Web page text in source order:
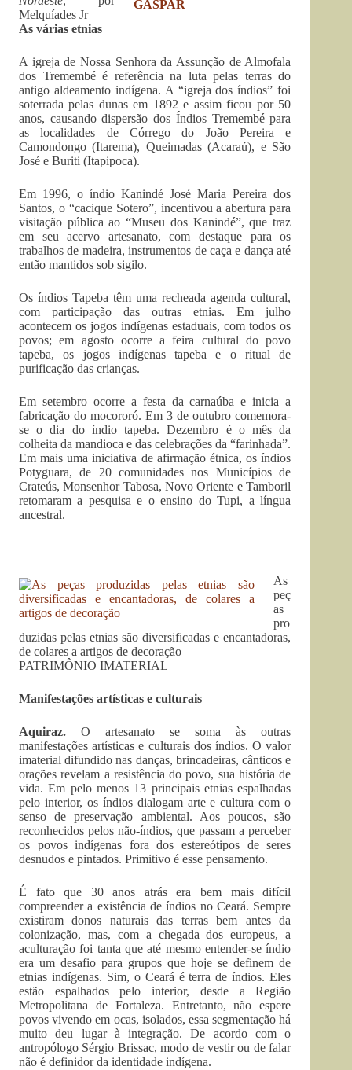
Melquíades Jr
As várias etnias
A igreja de Nossa Senhora da Assunção de Almofala
dos Tremembé é referência na luta pelas terras do
antigo aldeamento indígena. A “igreja dos índios” foi
soterrada pelas dunas em 1892 e assim ficou por 50
anos, causando dispersão dos Índios Tremembé para
as localidades de Córrego do João Pereira e
Camondongo (Itarema), Queimadas (Acaraú), e São
José e Buriti (Itapipoca).
Em 1996, o índio Kanindé José Maria Pereira dos
Santos, o “cacique Sotero”, incentivou a abertura para
visitação pública ao “Museu dos Kanindé”, que traz
em seu acervo artesanato, com destaque para os
trabalhos de madeira, instrumentos de caça e dança até
então mantidos sob sigilo.
Os índios Tapeba têm uma recheada agenda cultural,
com participação das outras etnias. Em julho
acontecem os jogos indígenas estaduais, com todos os
povos; em agosto ocorre a feira cultural do povo
tapeba, os jogos indígenas tapeba e o ritual de
purificação das crianças.
Em setembro ocorre a festa da carnaúba e inicia a
fabricação do mocororó. Em 3 de outubro comemora-
se o dia do índio tapeba. Dezembro é o mês da
colheita da mandioca e das celebrações da “farinhada”.
Em mais uma iniciativa de afirmação étnica, os índios
Potyguara, de 20 comunidades nos Municípios de
Crateús, Monsenhor Tabosa, Novo Oriente e Tamboril
retomaram a pesquisa e o ensino do Tupi, a língua
ancestral.
As
peç
as
pro
duzidas pelas etnias são diversificadas e encantadoras,
de colares a artigos de decoração
PATRIMÔNIO IMATERIAL
Manifestações artísticas e culturais
Aquiraz.O artesanato se soma às outras
manifestações artísticas e culturais dos índios. O valor
imaterial difundido nas danças, brincadeiras, cânticos e
orações revelam a resistência do povo, sua história de
vida. Em pelo menos 13 principais etnias espalhadas
pelo interior, os índios dialogam arte e cultura com o
senso de preservação ambiental. Aos poucos, são
reconhecidos pelos não-índios, que passam a perceber
os povos indígenas fora dos estereótipos de seres
desnudos e pintados. Primitivo é esse pensamento.
É fato que 30 anos atrás era bem mais difícil
compreender a existência de índios no Ceará. Sempre
existiram donos naturais das terras bem antes da
colonização, mas, com a chegada dos europeus, a
aculturação foi tanta que até mesmo entender-se índio
era um desafio para grupos que hoje se definem de
etnias indígenas. Sim, o Ceará é terra de índios. Eles
estão espalhados pelo interior, desde a Região
Metropolitana de Fortaleza. Entretanto, não espere
povos vivendo em ocas, isolados, essa segmentação há
muito deu lugar à integração. De acordo com o
antropólogo Sérgio Brissac, modo de vestir ou de falar
não é definidor da identidade indígena.